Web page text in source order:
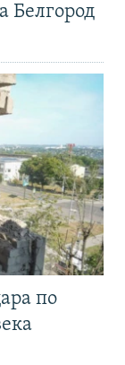
Белгород
по